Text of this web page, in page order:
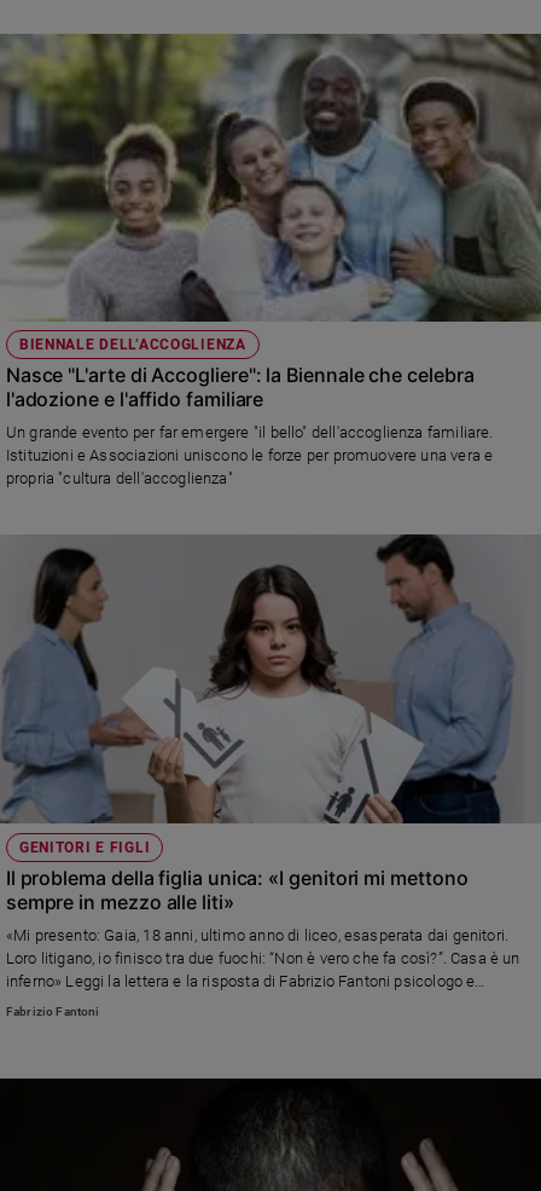
BIENNALE DELL’ACCOGLIENZA
Nasce "L'arte di Accogliere": la Biennale che celebra
l'adozione e l'affido familiare
Un grande evento per far emergere "il bello" dell'accoglienza familiare.
Istituzioni e Associazioni uniscono le forze per promuovere una vera e
propria "cultura dell'accoglienza"
GENITORI E FIGLI
Il problema della figlia unica: «I genitori mi mettono
sempre in mezzo alle liti»
«Mi presento: Gaia, 18 anni, ultimo anno di liceo, esasperata dai genitori.
Loro litigano, io finisco tra due fuochi: “Non è vero che fa così?”. Casa è un
inferno» Leggi la lettera e la risposta di Fabrizio Fantoni psicologo e
psicoterapeuta
Fabrizio Fantoni